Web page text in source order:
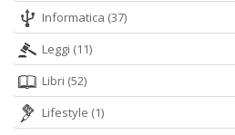
Informatica (37)
Leggi (11)
Libri (52)
Lifestyle (1)